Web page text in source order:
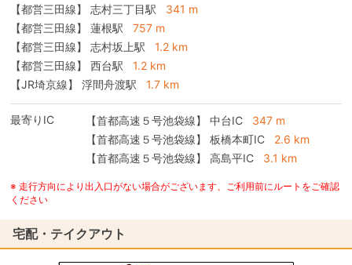
【都営三田線】 志村三丁目駅
341 m
【都営三田線】 蓮根駅
757 m
【都営三田線】 志村坂上駅
1.2 km
【都営三田線】 西台駅
1.2 km
【JR埼京線】 浮間舟渡駅
1.7 km
最寄りIC 【首都高速５号池袋線】 中台IC
347 m
【首都高速５号池袋線】
板橋本町IC
2.6 km
【首都高速５号池袋線】
高島平IC 3.1 km
※ 走行方向により出入口がない場合がございます、ご利用前にルートをご確認
ください
宅配・テイクアウト